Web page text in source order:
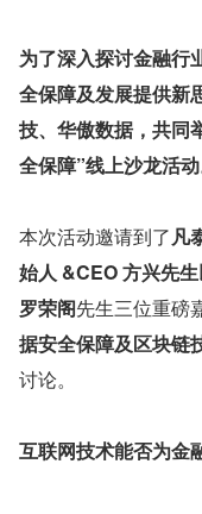
为了深入探讨金融行
全保障及发展提供新
技、华傲数据，共同
全保障”线上沙龙活动
本次活动邀请到了凡
始人 &CEO 方兴先
罗荣阁先生三位重磅
据安全保障及区块链
讨论。
互联网技术能否为金